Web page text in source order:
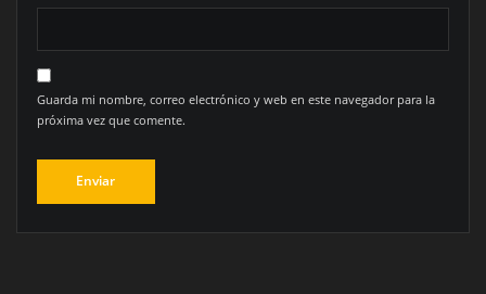
Guarda mi nombre, correo electrónico y web en este navegador para la
próxima vez que comente.